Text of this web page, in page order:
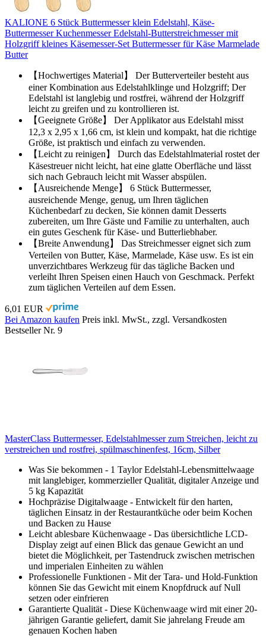
KALIONE 6 Stück Buttermesser klein Edelstahl, Käse-
Buttermesser Kuchenmesser Edelstahl-Butterstreichmesser mit
Holzgriff kleines Käsemesser-Set Buttermesser für Käse Marmelade
Butter
【Hochwertiges Material】 Der Butterverteiler besteht aus
einer Kombination aus Edelstahlklinge und Holzgriff; Der
Edelstahl ist langlebig und rostfrei, während der Holzgriff
leicht zu greifen und zu kontrollieren ist.
【Geeignete Größe】 Der Applikator aus Edelstahl misst
12,3 x 2,95 x 1,66 cm, ist klein und kompakt, hat die richtige
Größe, ist praktisch und einfach zu verwenden.
【Leicht zu reinigen】 Durch das Edelstahlmaterial rostet der
Käsestreuer nicht leicht, hat eine glatte Oberfläche und lässt
sich nach Gebrauch leicht mit Wasser abspülen.
【Ausreichende Menge】 6 Stück Buttermesser,
ausreichende Menge, genug, um Ihren täglichen
Küchenbedarf zu decken, Sie können damit Desserts
zubereiten, um Ihre Gäste und Familie zu unterhalten, auch
ein gutes Geschenk für Käse- und Butterliebhaber.
【Breite Anwendung】 Das Streichmesser eignet sich zum
Verteilen von Butter, Käse, Marmelade, Käse usw. Es ist ein
unverzichtbares Werkzeug für das tägliche Backen und
verleiht Ihren Speisen einen Hauch von Geschmack. Perfekt
zum täglichen Verteilen auf dem Essen.
6,01 EUR
Bei Amazon kaufen Preis inkl. MwSt., zzgl. Versandkosten
Bestseller Nr. 9
MasterClass Buttermesser, Edelstahlmesser zum Streichen, leicht zu
verstreichen und rostfrei, spülmaschinenfest, 16cm, Silber
Was Sie bekommen - 1 Taylor Edelstahl-Lebensmittelwaage
mit langlebiger, kommerzieller Qualität, digitaler Anzeige und
5 kg Kapazität
Hochpräzise Digitalwaage - Entwickelt für den harten,
täglichen Einsatz in der Restaurantküche oder beim Kochen
und Backen zu Hause
Leicht ablesbare Küchenwaage - Das übersichtliche LCD-
Display zeigt auf einen Blick das genaue Gewicht an und
bietet die Möglichkeit, per Tastendruck zwischen metrischen
und imperialen Einheiten zu wählen
Professionelle Funktionen - Mit der Tara- und Hold-Funktion
können Sie das Gewicht mit einem Knopfdruck auf Null
setzen oder einfrieren
Garantierte Qualität - Diese Küchenwaage wird mit einer 20-
jährigen Garantie geliefert, damit Sie jahrelang Freude am
genauen Kochen haben